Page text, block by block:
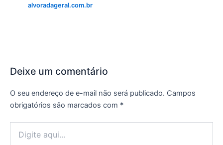
alvoradageral.com.br
Deixe um comentário
O seu endereço de e-mail não será publicado. Campos
obrigatórios são marcados com *
aqui...